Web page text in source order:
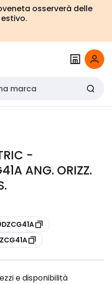
osserverà delle
-
ANG. ORIZZ.
e disponibilità